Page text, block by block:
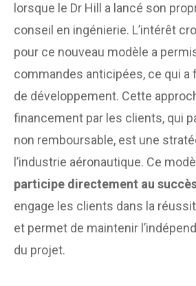
lorsque le Dr Hill a lancé son
conseil en ingénierie. L’intérêt
pour ce nouveau modèle a
commandes anticipées, ce qui a
de développement. Cette
financement par les clients, qui
non remboursable, est une
l’industrie aéronautique. Ce
participe directement au
engage les clients dans la
et permet de maintenir
du projet.